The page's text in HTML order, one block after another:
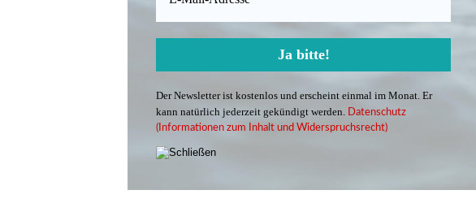
Der Newsletter ist kostenlos und erscheint einmal im Monat. Er
kann natürlich jederzeit gekündigt werden. Datenschutz
(Informationen zum Inhalt und Widerspruchsrecht)